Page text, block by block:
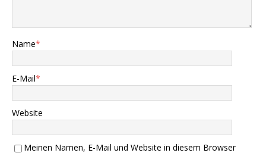
Name*
E-Mail*
Website
Meinen Namen, E-Mail und Website in diesem Browser